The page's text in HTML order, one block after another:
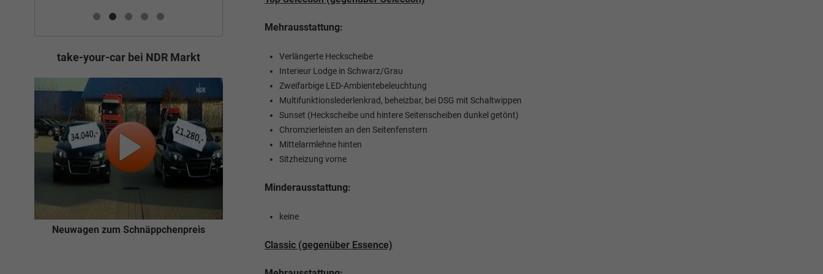
Mehrausstattung:
Verlängerte Heckscheibe
Interieur Lodge in Schwarz/Grau
Zweifarbige LED-Ambientebeleuchtung
Multifunktionslederlenkrad, beheizbar, bei DSG mit Schaltwippen
Sunset (Heckscheibe und hintere Seitenscheiben dunkel getönt)
Chromzierleisten an den Seitenfenstern
Mittelarmlehne hinten
Sitzheizung vorne
Minderausstattung:
keine
Classic (gegenüber Essence)
take-your-car bei NDR Markt
Neuwagen zum Schnäppchenpreis